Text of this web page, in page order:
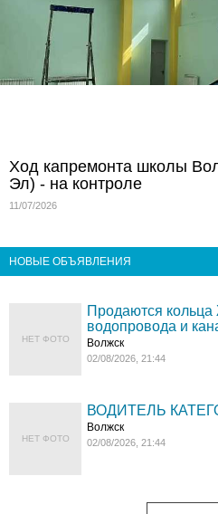
Ход капремонта школы
Эл) - на контроле
11/07/2026
НОВЫЕ ОБЪЯВЛЕНИЯ
НЕТ ФОТО
Продаются
водопровода и
Волжск
02/08/2026, 21:44
НЕТ ФОТО
ВОДИТЕЛЬ
Волжск
02/08/2026, 21:44